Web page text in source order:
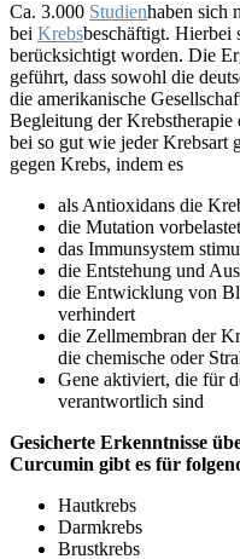
Ca. 3.000 Studienhaben sich
bei Krebsbeschäftigt. Hierbei
berücksichtigt worden. Die
geführt, dass sowohl die
die amerikanische
Begleitung der
bei so gut wie jeder Krebsart
gegen Krebs, indem es
als Antioxidans die
die Mutation
das Immunsystem
die Entstehung und
die Entwicklung von
verhindert
die Zellmembran der
die chemische oder
Gene aktiviert, die für
verantwortlich sind
Gesicherte Erkenntnisse
Curcumin gibt es für
Hautkrebs
Darmkrebs
Brustkrebs